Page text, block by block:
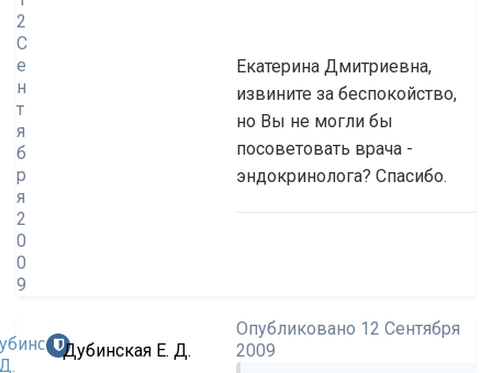
2
С
е
н
т
я
б
р
я
2
0
0
9
Екатерина Дмитриевна,
извините за беспокойство,
но Вы не могли бы
посоветовать врача -
эндокринолога? Спасибо.
Дубинская Е. Д.
Опубликовано 12 Сентября
2009